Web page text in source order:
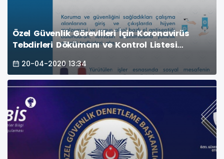
Özel Güvenlik Görevlileri İçin Koronavirüs
Tebdirleri Dökümanı ve Kontrol Listesi
20-04-2020 13:34